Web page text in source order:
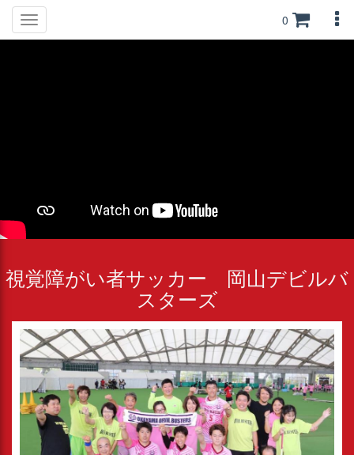
Toggle
navigation
0
視覚障がい者サッカー 岡山デビルバ
スターズ